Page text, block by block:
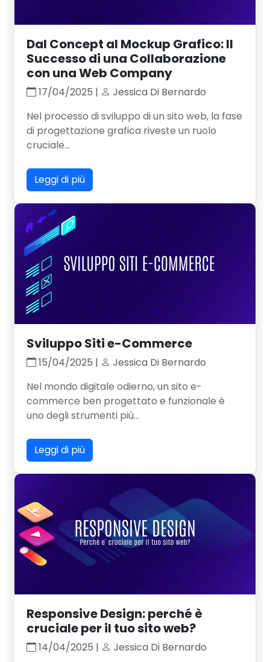
Dal Concept al Mockup Grafico: Il
Successo di una Collaborazione
con una Web Company
17/04/2025 |
Jessica Di Bernardo
Nel processo di sviluppo di un sito web, la fase
di progettazione grafica riveste un ruolo
cruciale...
Leggi di più
Sviluppo Siti e-Commerce
15/04/2025 |
Jessica Di Bernardo
Nel mondo digitale odierno, un sito e-
commerce ben progettato e funzionale è
uno degli strumenti più...
Leggi di più
Responsive Design: perché è
cruciale per il tuo sito web?
14/04/2025 | Jessica Di Bernardo